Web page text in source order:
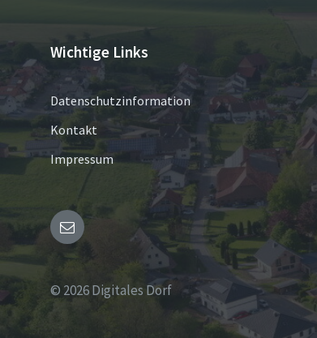
Wichtige Links
Datenschutzinformation
Kontakt
Impressum
Email
© 2026 Digitales Dorf